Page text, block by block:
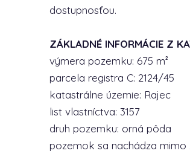
dostupnosťou.
ZÁKLADNÉ INFORMÁCIE Z
výmera pozemku: 675 m²
parcela registra C: 2124/45
katastrálne územie: Rajec
list vlastníctva: 3157
druh pozemku: orná pôda
pozemok sa nachádza